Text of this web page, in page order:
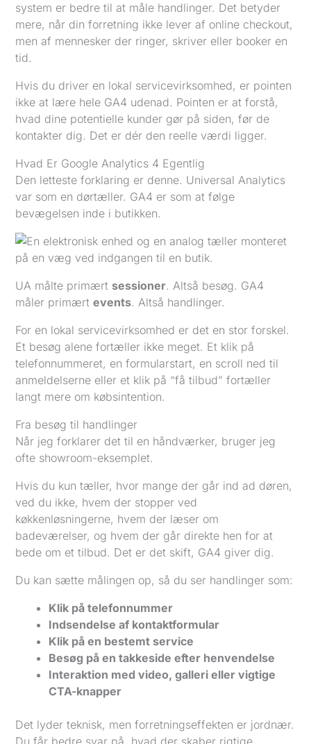
system er bedre til at måle handlinger. Det betyder
mere, når din forretning ikke lever af online checkout,
men af mennesker der ringer, skriver eller booker en
tid.
Hvis du driver en lokal servicevirksomhed, er pointen
ikke at lære hele GA4 udenad. Pointen er at forstå,
hvad dine potentielle kunder gør på siden, før de
kontakter dig. Det er dér den reelle værdi ligger.
Hvad Er Google Analytics 4 Egentlig
Den letteste forklaring er denne. Universal Analytics
var som en dørtæller. GA4 er som at følge
bevægelsen inde i butikken.
UA målte primært sessioner. Altså besøg. GA4
måler primærtevents. Altså handlinger.
For en lokal servicevirksomhed er det en stor forskel.
Et besøg alene fortæller ikke meget. Et klik på
telefonnummeret, en formularstart, en scroll ned til
anmeldelserne eller et klik på “få tilbud” fortæller
langt mere om købsintention.
Fra besøg til handlinger
Når jeg forklarer det til en håndværker, bruger jeg
ofte showroom-eksemplet.
Hvis du kun tæller, hvor mange der går ind ad døren,
ved du ikke, hvem der stopper ved
køkkenløsningerne, hvem der læser om
badeværelser, og hvem der går direkte hen for at
bede om et tilbud. Det er det skift, GA4 giver dig.
Du kan sætte målingen op, så du ser handlinger som:
Klik på telefonnummer
Indsendelse af kontaktformular
Klik på en bestemt service
Besøg på en takkeside efter henvendelse
Interaktion med video, galleri eller vigtige
CTA-knapper
Det lyder teknisk, men forretningseffekten er jordnær.